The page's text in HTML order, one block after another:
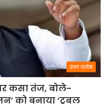
उत्तर प्रदेश
कसा तंज, बोले-
को बनाया ‘ट्रबल